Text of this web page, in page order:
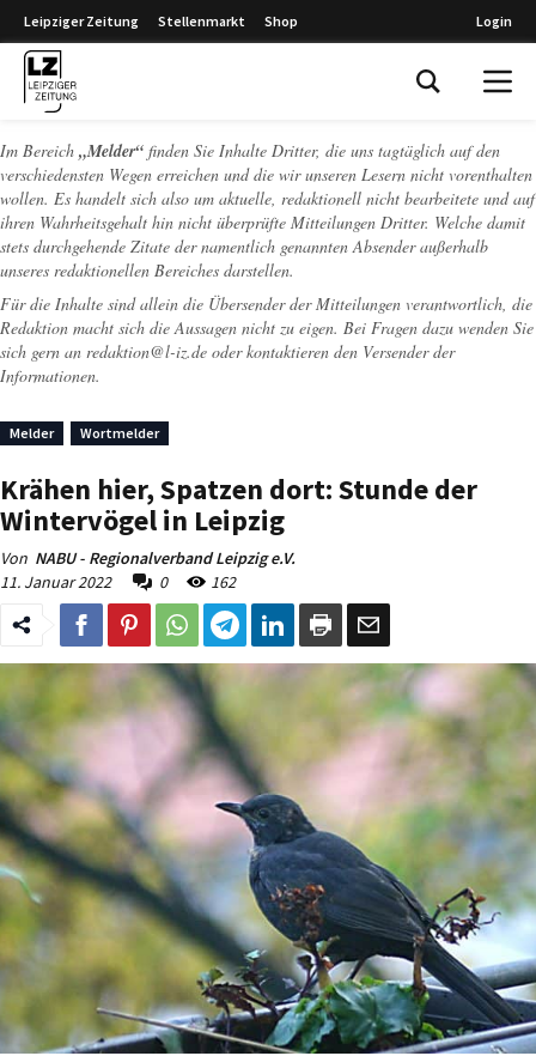
Leipziger Zeitung Stellenmarkt Shop Login
Im Bereich „Melder“ finden Sie Inhalte Dritter, die uns tagtäglich auf den
verschiedensten Wegen erreichen und die wir unseren Lesern nicht vorenthalten
wollen. Es handelt sich also um aktuelle, redaktionell nicht bearbeitete und auf
ihren Wahrheitsgehalt hin nicht überprüfte Mitteilungen Dritter. Welche damit
stets durchgehende Zitate der namentlich genannten Absender außerhalb
unseres redaktionellen Bereiches darstellen.
Für die Inhalte sind allein die Übersender der Mitteilungen verantwortlich, die
Redaktion macht sich die Aussagen nicht zu eigen. Bei Fragen dazu wenden Sie
sich gern an redaktion@l-iz.de oder kontaktieren den Versender der
Informationen.
Melder Wortmelder
Krähen hier, Spatzen dort: Stunde der
Wintervögel in Leipzig
Von NABU - Regionalverband Leipzig e.V.
11. Januar 2022
0 162